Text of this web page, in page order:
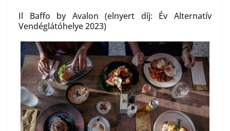
Il Baffo by Avalon (elnyert díj: Év Alternatív
Vendéglátóhelye 2023)